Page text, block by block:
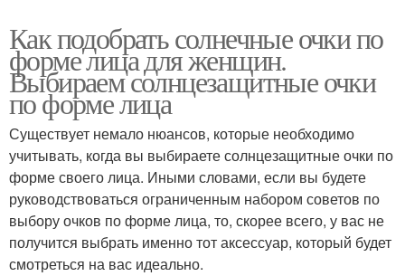
Как подобрать солнечные очки по
форме лица для женщин.
Выбираем солнцезащитные очки
по форме лица
Существует немало нюансов, которые необходимо
учитывать, когда вы выбираете солнцезащитные очки по
форме своего лица. Иными словами, если вы будете
руководствоваться ограниченным набором советов по
выбору очков по форме лица, то, скорее всего, у вас не
получится выбрать именно тот аксессуар, который будет
смотреться на вас идеально.